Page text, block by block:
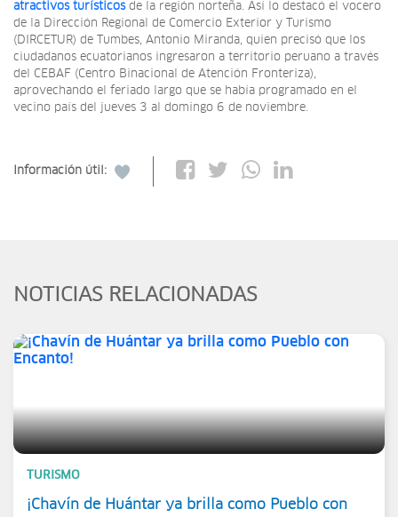
atractivos turísticosde la región norteña. Así lo destacó el vocero
de la Dirección Regional de Comercio Exterior y Turismo
(DIRCETUR) de Tumbes, Antonio Miranda, quien precisó que los
ciudadanos ecuatorianos ingresaron a territorio peruano a través
del CEBAF (Centro Binacional de Atención Fronteriza),
aprovechando el feriado largo que se había programado en el
vecino país del jueves 3 al domingo 6 de noviembre.
Información útil:
NOTICIAS RELACIONADAS
TURISMO
¡Chavín de Huántar ya brilla como Pueblo con